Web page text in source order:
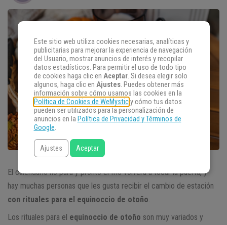
El calendario no para y pronto el frío volverá a tocar la puerta, y
hay muchas personas que les gusta recibir el cambio de estación
con rituales para el equinoccio de otoño
Los rituales para el equinoccio de otoño son muy variados y
Este sitio web utiliza cookies necesarias, analíticas y
publicitarias para mejorar la experiencia de navegación
del Usuario, mostrar anuncios de interés y recopilar
datos estadísticos. Para permitir el uso de todo tipo
de cookies haga clic en Aceptar. Si desea elegir solo
algunos, haga clic en Ajustes. Puedes obtener más
información sobre cómo usamos las cookies en la
Política de Cookies de WeMysticy cómo tus datos
pueden ser utilizados para la personalización de
anuncios en la Política de Privacidad y Términos de
Google.
Ajustes Aceptar